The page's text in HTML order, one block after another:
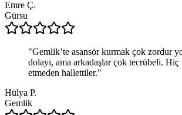
Emre Ç.
Gürsu
"Gemlik’te asansör kurmak çok zordur
dolayı, ama arkadaşlar çok tecrübeli. Hiç
etmeden hallettiler."
Hülya P.
Gemlik